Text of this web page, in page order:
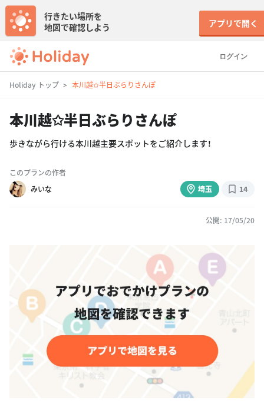
ログイン
行きたい場所を
地図で確認しよう
アプリで開く
Holiday トップ 本川越✩半日ぶらりさんぽ
本川越✩半日ぶらりさんぽ
歩きながら行ける本川越主要スポットをご紹介します！
このプランの作者
みいな
埼玉 14
公開: 17/05/20